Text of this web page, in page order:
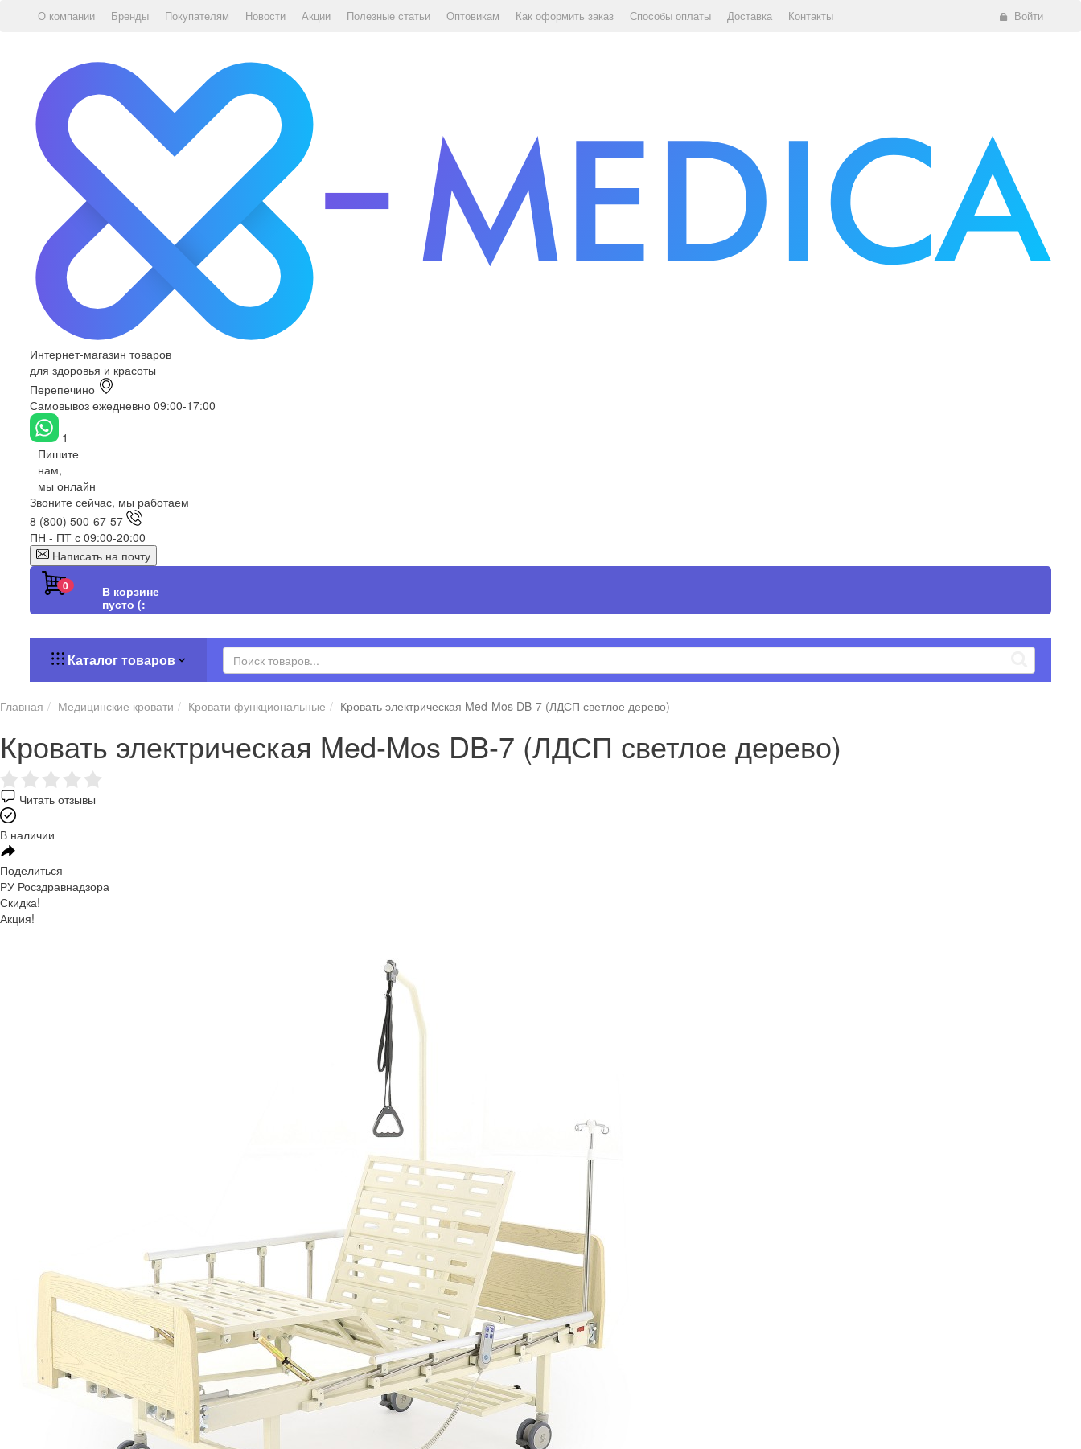
О компании Бренды Покупателям Новости Акции Полезные статьи Оптовикам Как оформить заказ Способы оплаты Доставка Контакты Войти
Интернет-магазин товаров
для здоровья и красоты
Перепечино
Самовывоз ежедневно 09:00-17:00
1
Пишите
нам,
мы онлайн
Звоните сейчас, мы работаем
8 (800) 500-67-57
ПН - ПТ с 09:00-20:00
Написать на почту
0
В корзине
пусто (:
Каталог товаров
Главная Медицинские кровати Кровати функциональные Кровать электрическая Med-Mos DB-7 (ЛДСП светлое дерево)
Кровать электрическая Med-Mos DB-7 (ЛДСП светлое дерево)
Читать отзывы
В наличии
Поделиться
РУ Росздравнадзора
Скидка!
Акция!